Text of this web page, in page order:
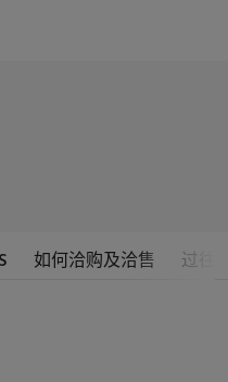
如何洽购及洽售 过往